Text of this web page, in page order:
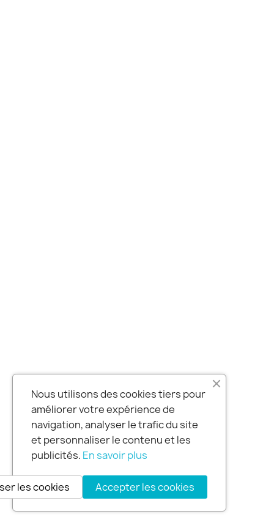
Nous utilisons des cookies tiers pour
améliorer votre expérience de
navigation, analyser le trafic du site
et personnaliser le contenu et les
publicités. En savoir plus
Accepter les cookies
les cookies